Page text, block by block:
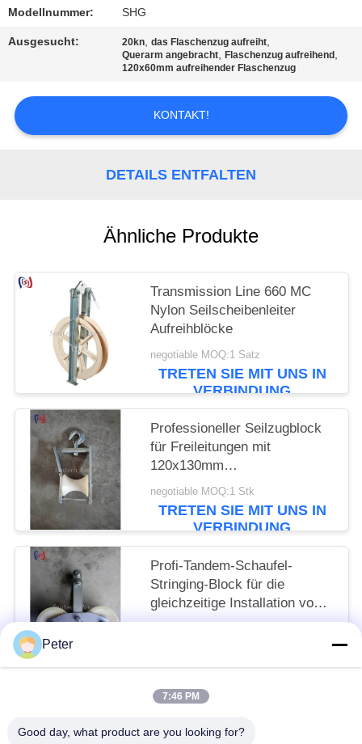
Modellnummer: SHG
Ausgesucht: 20kn,das Flaschenzug aufreiht,
Querarm angebracht,Flaschenzug aufreihend ,
120x60mm aufreihender Flaschenzug
KONTAKT!
DETAILS ENTFALTEN
Ähnliche Produkte
Transmission Line 660 MC
Nylon Seilscheibenleiter
Aufreihblöcke
negotiable MOQ:1 Satz
TRETEN SIE MIT UNS IN
VERBINDUNG
Professioneller Seilzugblock
für Freileitungen mit
120x130mm
Seilscheibengröße und 5KN
Nennlast für die
Freileitungsinstallation
negotiable MOQ:1 Stk
TRETEN SIE MIT UNS IN
VERBINDUNG
Profi-Tandem-Schaufel-
Stringing-Block für die
gleichzeitige Installation von
mehreren Leitern mit Nennlast
VERBINDUNG
Peter
7:46 PM
Good day, what product are you looking for?